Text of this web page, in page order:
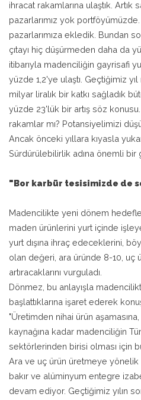
ihracat rakamlarına ulaştık.
pazarlarımız yok
pazarlarımıza ekledik. Bundan
çıtayı hiç düşürmeden daha da
itibarıyla madenciliğin gayrisafi
yüzde 1,2'ye ulaştı. Geçtiğimiz
milyar liralık bir katkı sağladık
yüzde 23'lük bir artış söz
rakamlar mı? Potansiyelimizi
Ancak önceki yıllara kıyasla
Sürdürülebilirlik adına önemli bir
"Bor karbür tesisimizde de
Madencilikte yeni dönem
maden ürünlerini yurt içinde
yurt dışına ihraç edeceklerini,
olan değeri, ara üründe 8-10, uç
artıracaklarını vurguladı.
Dönmez, bu anlayışla
başlattıklarına işaret ederek
"Üretimden nihai ürün
kaynağına kadar madenciliğin
sektörlerinden birisi olması için
Ara ve uç ürün üretmeye yönelik
bakır ve alüminyum entegre
devam ediyor. Geçtiğimiz yılın